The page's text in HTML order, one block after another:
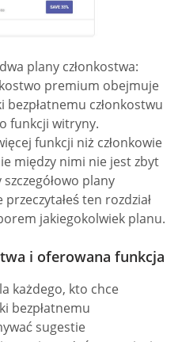
plany członkostwa:
premium obejmuje
członkostwu
funkcji witryny.
funkcji niż członkowie
między nimi nie jest zbyt
plany
ten rozdział
jakiegokolwiek planu.
i oferowana funkcja
każdego, kto chce
bezpłatnemu
sugestie